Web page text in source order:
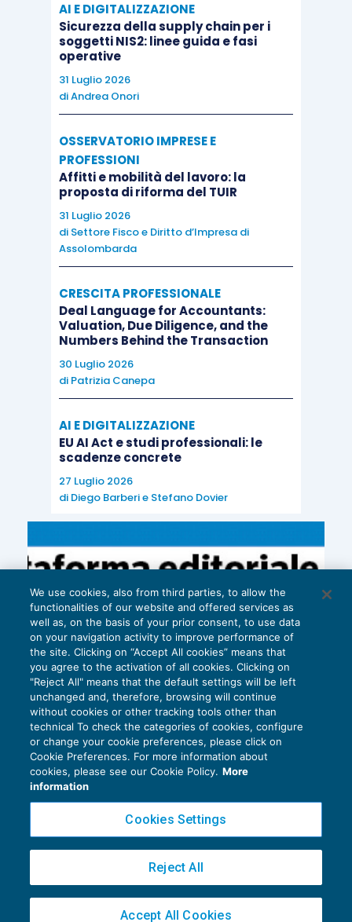
AI E DIGITALIZZAZIONE
Sicurezza della supply chain per i
soggetti NIS2: linee guida e fasi
operative
31 Luglio 2026
diAndrea Onori
OSSERVATORIO IMPRESE E
PROFESSIONI
Affitti e mobilità del lavoro: la
proposta di riforma del TUIR
31 Luglio 2026
di Settore Fisco e Diritto d’Impresa di
Assolombarda
CRESCITA PROFESSIONALE
Deal Language for Accountants:
Valuation, Due Diligence, and the
Numbers Behind the Transaction
30 Luglio 2026
di Patrizia Canepa
AI E DIGITALIZZAZIONE
EU AI Act e studi professionali: le
scadenze concrete
27 Luglio 2026
di Diego Barberie Stefano Dovier
Privacy Policy
Cookie Policy
Copyright 2016 ©Gruppo Euroconference S.p.A.v2.32.2
Piazza Luigi Einaudi, 10N01 - 20124 Milano - info@ecnews.it
02776120236
We use cookies, also from third parties, to allow the
functionalities of our website and offered services as
well as, on the basis of your prior consent, to use data
on your navigation activity to improve performance of
the site. Clicking on “Accept All cookies” means that
you agree to the activation of all cookies. Clicking on
"Reject All" means that the default settings will be left
unchanged and, therefore, browsing will continue
without cookies or other tracking tools other than
technical To check the categories of cookies, configure
or change your cookie preferences, please click on
Cookie Preferences. For more information about
cookies, please see our Cookie Policy. More
information
Cookies Settings
Reject All
Accept All Cookies